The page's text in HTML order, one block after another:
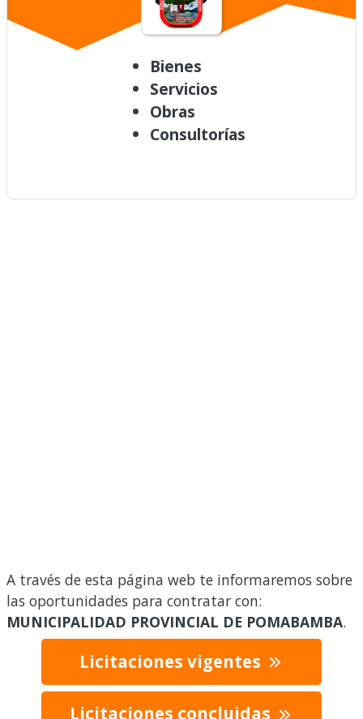
Bienes
Servicios
Obras
Consultorías
A través de esta página web te informaremos sobre
las oportunidades para contratar con:
MUNICIPALIDAD PROVINCIAL DE POMABAMBA.
Licitaciones vigentes
Licitaciones concluidas